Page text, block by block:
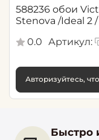
588236 обои
Stenova /Ideal 2
0.0
Артикул:
Авторизуйтесь,
Быстро